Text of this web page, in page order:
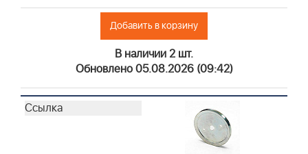
Добавить в корзину
В наличии 2 шт.
Обновлено 05.08.2026 (09:42)